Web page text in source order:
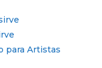
para Artistas